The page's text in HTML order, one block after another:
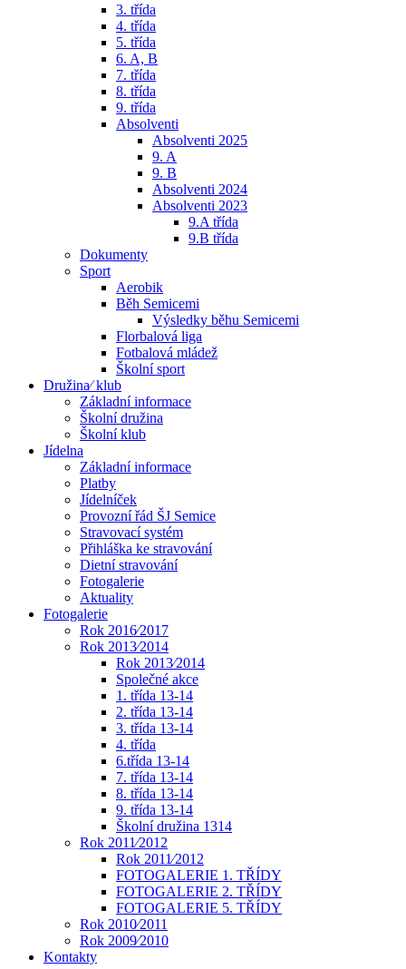
3. třída
4. třída
5. třída
6. A, B
7. třída
8. třída
9. třída
Absolventi
Absolventi 2025
9. A
9. B
Absolventi 2024
Absolventi 2023
9.A třída
9.B třída
Dokumenty
Sport
Aerobik
Běh Semicemi
Výsledky běhu Semicemi
Florbalová liga
Fotbalová mládež
Školní sport
Družina⁄ klub
Základní informace
Školní družina
Školní klub
Jídelna
Základní informace
Platby
Jídelníček
Provozní řád ŠJ Semice
Stravovací systém
Přihláška ke stravování
Dietní stravování
Fotogalerie
Aktuality
Fotogalerie
Rok 2016⁄2017
Rok 2013⁄2014
Rok 2013⁄2014
Společné akce
1. třída 13-14
2. třída 13-14
3. třída 13-14
4. třída
6.třída 13-14
7. třída 13-14
8. třída 13-14
9. třída 13-14
Školní družina 1314
Rok 2011⁄2012
Rok 2011⁄2012
FOTOGALERIE 1. TŘÍDY
FOTOGALERIE 2. TŘÍDY
FOTOGALERIE 5. TŘÍDY
Rok 2010⁄2011
Rok 2009⁄2010
Kontakty